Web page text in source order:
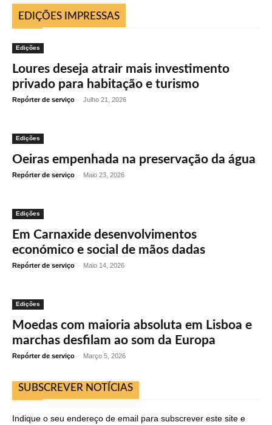
EDIÇÕES IMPRESSAS
Edições
Loures deseja atrair mais investimento
privado para habitação e turismo
Repórter de serviço - Julho 21, 2026
Edições
Oeiras empenhada na preservação da água
Repórter de serviço - Maio 23, 2026
Edições
Em Carnaxide desenvolvimentos
económico e social de mãos dadas
Repórter de serviço - Maio 14, 2026
Edições
Moedas com maioria absoluta em Lisboa e
marchas desfilam ao som da Europa
Repórter de serviço - Março 5, 2026
SUBSCREVER NOTÍCIAS
Indique o seu endereço de email para subscrever este site e